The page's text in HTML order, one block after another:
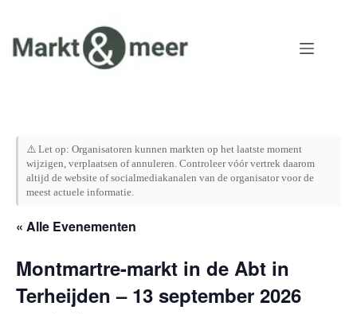
inhoud
⚠️ Let op: Organisatoren kunnen markten op het laatste moment
wijzigen, verplaatsen of annuleren. Controleer vóór vertrek daarom
altijd de website of socialmediakanalen van de organisator voor de
meest actuele informatie.
« Alle Evenementen
Montmartre-markt in de Abt in
Terheijden – 13 september 2026